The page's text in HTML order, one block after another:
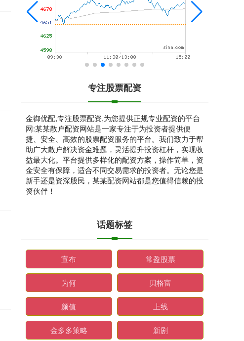
专注股票配资
金御优配,专注股票配资,为您提供正规专业配资的平台
网:某某散户配资网站是一家专注于为投资者提供便
捷、安全、高效的股票配资服务的平台。我们致力于帮
助广大散户解决资金难题，灵活提升投资杠杆，实现收
益最大化。平台提供多样化的配资方案，操作简单，资
金安全有保障，适合不同交易需求的投资者。无论您是
新手还是资深股民，某某配资网站都是您值得信赖的投
资伙伴！
话题标签
宣布 常盈股票
为何 贝格富
颜值 上线
金多多策略 新剧